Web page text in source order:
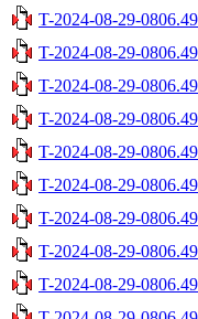
T-2024-08-29-
T-2024-08-29-
T-2024-08-29-
T-2024-08-29-
T-2024-08-29-
T-2024-08-29-
T-2024-08-29-
T-2024-08-29-
T-2024-08-29-